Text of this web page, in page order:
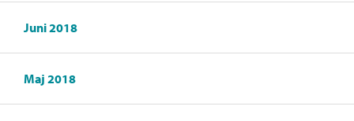
Juni 2018
Maj 2018